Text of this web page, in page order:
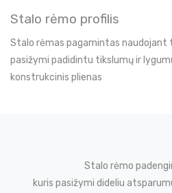
Stalo rėmo profilis
Stalo rėmas pagamintas naudojant
pasižymi padidintu tikslumų ir
konstrukcinis plienas
Stalo rėmo
kuris pasižymi dideliu